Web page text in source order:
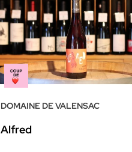
DOMAINE DE VALENSAC
Alfred